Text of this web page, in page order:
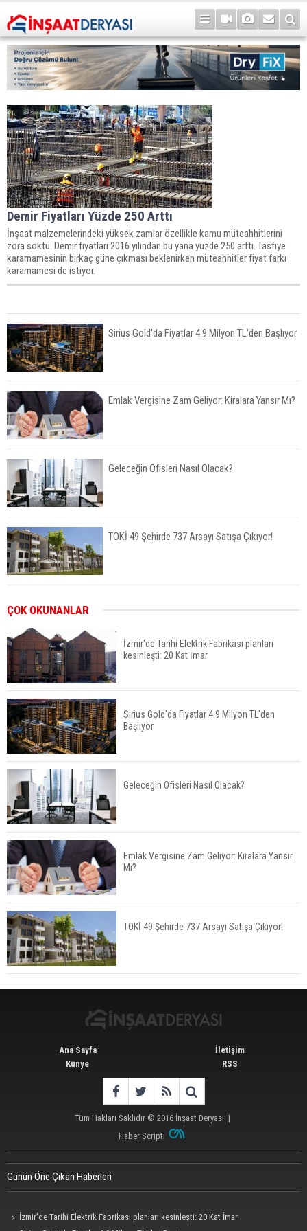
Demir Fiyatları Yüzde 250 Arttı
İnşaat malzemelerindeki yüksek zamlar özellikle kamu müteahhitlerini
zora soktu. Demir fiyatları 2016 yılından bu yana yüzde 250 arttı. Tasfiye
kararnamesinin birkaç güne çıkması beklenirken müteahhitler fiyat farkı
kararnamesi de istiyor.
Sirius Gold'da Fiyatlar 4.9 Milyon TL'den Başlıyor
Emlak Vergisine Zam Geliyor: Kiralara Yansır Mı?
Geleceğin Ofisleri Nasıl Olacak?
TOKİ 49 Şehirde 737 Arsayı Satışa Çıkıyor!
Fuzul’den Konut ve Araç Finansmanında Kişiye
Özel Terzi Usulü Planlama
Urla’da 8 Arsa 409 Milyon TL’ye Satışta
Kalyon İnşaat BAE'nin İlk Yüksek Hızlı Demiryolu
Hattını İnşa Ediyor
Yüksek Seviyesinde
TOKİ 51 İlde 540 Konut ve İş Yerini Satışa
Sunuyor
ÇOK OKUNANLAR
İzmir’de Tarihi Elektrik Fabrikası planları
kesinleşti: 20 Kat İmar
Sirius Gold'da Fiyatlar 4.9 Milyon TL'den
Başlıyor
Geleceğin Ofisleri Nasıl Olacak?
Emlak Vergisine Zam Geliyor: Kiralara Yansır
Mı?
TOKİ 49 Şehirde 737 Arsayı Satışa Çıkıyor!
Ana Sayfa
Künye
İletişim
RSS
Tüm Hakları Saklıdır © 2016 İnşaat Deryası |
Haber Scripti
Günün Öne Çıkan Haberleri
İzmir’de Tarihi Elektrik Fabrikası planları kesinleşti: 20 Kat İmar